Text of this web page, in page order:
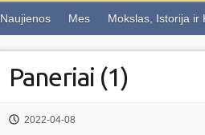
Naujienos Mes Mokslas, Istorija ir
Paneriai (1)
2022-04-08